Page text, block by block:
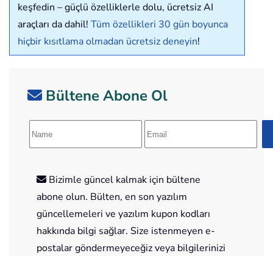
keşfedin – güçlü özelliklerle dolu, ücretsiz AI
araçları da dahil! Tüm özellikleri 30 gün boyunca
hiçbir kısıtlama olmadan ücretsiz deneyin!
Bültene Abone Ol
Bizimle güncel kalmak için bültene
abone olun. Bülten, en son yazılım
güncellemeleri ve yazılım kupon kodları
hakkında bilgi sağlar. Size istenmeyen e-
postalar göndermeyeceğiz veya bilgilerinizi